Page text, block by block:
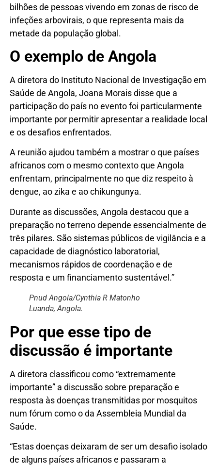
bilhões de pessoas vivendo em zonas de risco de
infeções arbovirais, o que representa mais da
metade da população global.
O exemplo de Angola
A diretora do Instituto Nacional de Investigação em
Saúde de Angola, Joana Morais disse que a
participação do país no evento foi particularmente
importante por permitir apresentar a realidade local
e os desafios enfrentados.
A reunião ajudou também a mostrar o que países
africanos com o mesmo contexto que Angola
enfrentam, principalmente no que diz respeito à
dengue, ao zika e ao chikungunya.
Durante as discussões, Angola destacou que a
preparação no terreno depende essencialmente de
três pilares. São sistemas públicos de vigilância e a
capacidade de diagnóstico laboratorial,
mecanismos rápidos de coordenação e de
resposta e um financiamento sustentável.”
Pnud Angola/Cynthia R Matonho
Luanda, Angola.
Por que esse tipo de
discussão é importante
A diretora classificou como “extremamente
importante” a discussão sobre preparação e
resposta às doenças transmitidas por mosquitos
num fórum como o da Assembleia Mundial da
Saúde.
“Estas doenças deixaram de ser um desafio isolado
de alguns países africanos e passaram a